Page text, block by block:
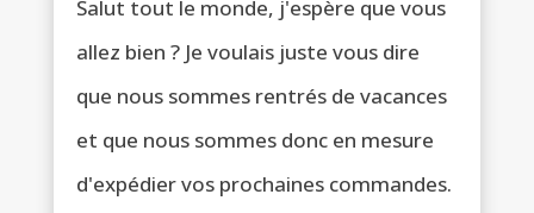
Salut tout le monde, j'espère que vous
allez bien ? Je voulais juste vous dire
que nous sommes rentrés de vacances
et que nous sommes donc en mesure
d'expédier vos prochaines commandes.